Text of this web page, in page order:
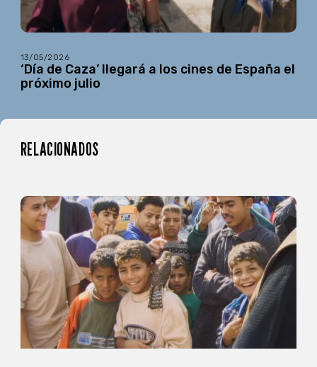
13/05/2026
‘Día de Caza’ llegará a los cines de España el
próximo julio
RELACIONADOS